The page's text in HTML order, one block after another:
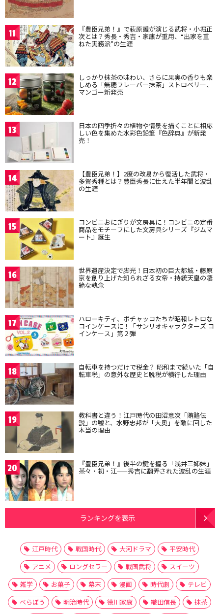
11 『豊臣兄弟！』で萩原護が演じる武将・小堀正
次とは？秀長・秀吉・家康が重用、“出家を重
ねた実務派”の生涯
12 しっかり抹茶の味わい、さらに果実の香りも楽
しめる「無糖フレーバー抹茶」ストロベリー、
マンゴー新発売
13 日本の四季折々の植物や情景を描くことに相応
しい色を集めた水彩色鉛筆『色辞典』が新発
売！
14 【豊臣兄弟！】2度の改易から復活した武将・
多賀秀種とは？豊臣秀長に仕えた半年間と波乱
の生涯
15 コンビニおにぎりが文房具に！コンビニの定番
商品をモチーフにした文房具シリーズ『ジムマ
ート』誕生
16 世界遺産決定で脚光！日本初の巨大都城・藤原
京を創り上げた知られざる女帝・持統天皇の凄
絶な執念
17 ハローキティ、ポチャッコたちが昭和レトロな
コインケースに！「サンリオキャラクターズ コ
インケース」第２弾
18 自転車を持つだけで税金？ 昭和まで続いた「自
転車税」の意外な歴史と脱税が横行した理由
19 教科書と違う！江戸時代の田沼意次「賄賂伝
説」の嘘と、水野忠邦が「大奥」を敵に回した
本当の理由
20 『豊臣兄弟！』後半の鍵を握る「浅井三姉妹」
茶々・初・江——秀吉に翻弄された波乱の生涯
ランキングを表示
江戸時代 戦国時代 大河ドラマ
平安時代
アニメ
ロングセラー 戦国武将
スイーツ
雑学
お菓子 幕末 漫画 時代劇
テレビ
べらぼう
明治時代 徳川家康 織田信長
抹茶